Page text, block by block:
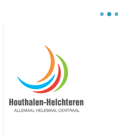
Houthalen-Helchteren